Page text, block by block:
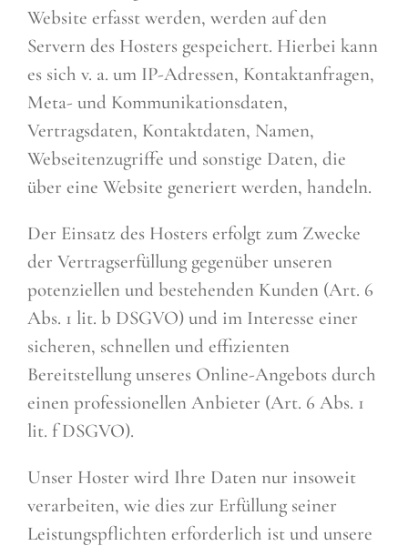
Website erfasst werden, werden auf den
Servern des Hosters gespeichert. Hierbei kann
es sich v. a. um IP-Adressen, Kontaktanfragen,
Meta- und Kommunikationsdaten,
Vertragsdaten, Kontaktdaten, Namen,
Webseitenzugriffe und sonstige Daten, die
über eine Website generiert werden, handeln.
Der Einsatz des Hosters erfolgt zum Zwecke
der Vertragserfüllung gegenüber unseren
potenziellen und bestehenden Kunden (Art. 6
Abs. 1 lit. b DSGVO) und im Interesse einer
sicheren, schnellen und effizienten
Bereitstellung unseres Online-Angebots durch
einen professionellen Anbieter (Art. 6 Abs. 1
lit. f DSGVO).
Unser Hoster wird Ihre Daten nur insoweit
verarbeiten, wie dies zur Erfüllung seiner
Leistungspflichten erforderlich ist und unsere